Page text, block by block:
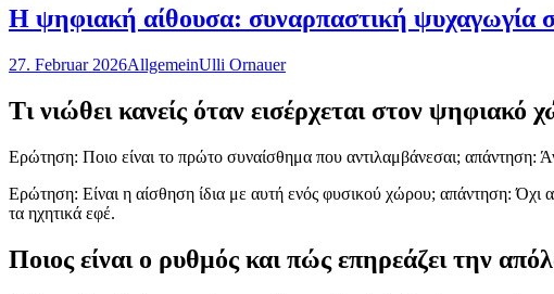
Η ψηφιακή αίθουσα: συναρπαστική ψυχαγωγία
27. Februar 2026AllgemeinUlli Ornauer
Τι νιώθει κανείς όταν εισέρχεται στον ψηφιακό
Ερώτηση: Ποιο είναι το πρώτο συναίσθημα που αντιλαμβάνεσαι; απάντηση:
Ερώτηση: Είναι η αίσθηση ίδια με αυτή ενός φυσικού χώρου; απάντηση: Όχι
τα ηχητικά εφέ.
Ποιος είναι ο ρυθμός και πώς επηρεάζει την